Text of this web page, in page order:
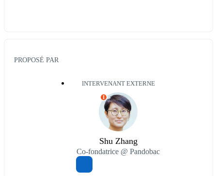
PROPOSÉ PAR
INTERVENANT EXTERNE
I
Shu Zhang
Co-fondatrice @ Pandobac